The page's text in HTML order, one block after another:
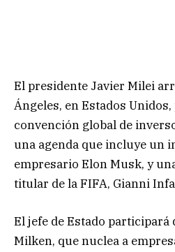
El presidente Javier Milei
Ángeles, en Estados
convención global de
una agenda que incluye un
empresario Elon Musk, y
titular de la FIFA, Gianni
El jefe de Estado
Milken, que nuclea a